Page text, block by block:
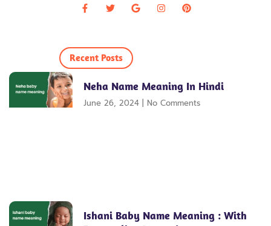
Recent Posts
Neha Name Meaning In Hindi
June 26, 2024 No Comments
Ishani Baby Name Meaning : With